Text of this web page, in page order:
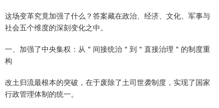
这场变革究竟加强了什么？答案藏在政治、经济、文化、军事与
社会五个维度的深刻变化之中。
一、加强了中央集权：从＂间接统治＂到＂直接治理＂的制度重
构
改土归流最根本的突破，在于废除了土司世袭制度，实现了国家
行政管理体制的统一。